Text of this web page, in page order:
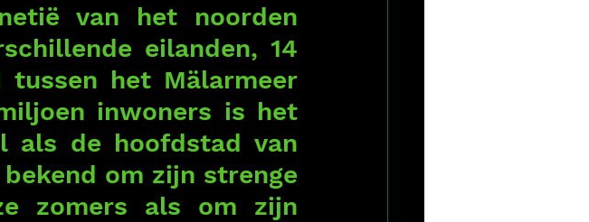
van het noorden
eilanden, 14
het Mälarmeer
inwoners is het
als de hoofdstad van
om zijn strenge
zomers als om zijn